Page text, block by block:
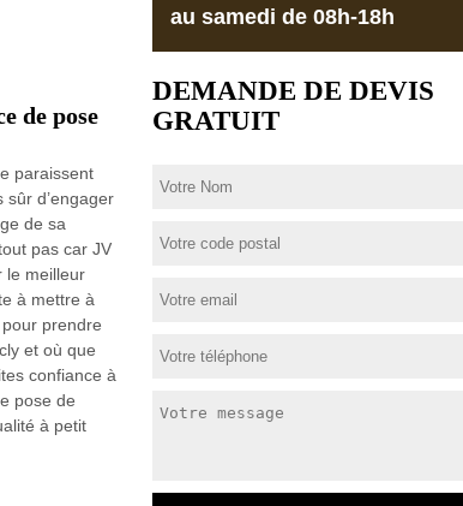
de pose
paraissent
d’engager
de sa
pas car JV
le meilleur
à mettre à
prendre
et où que
confiance à
pose de
à petit
au samedi de 08h-18h
DEMANDE DE DEVIS
GRATUIT